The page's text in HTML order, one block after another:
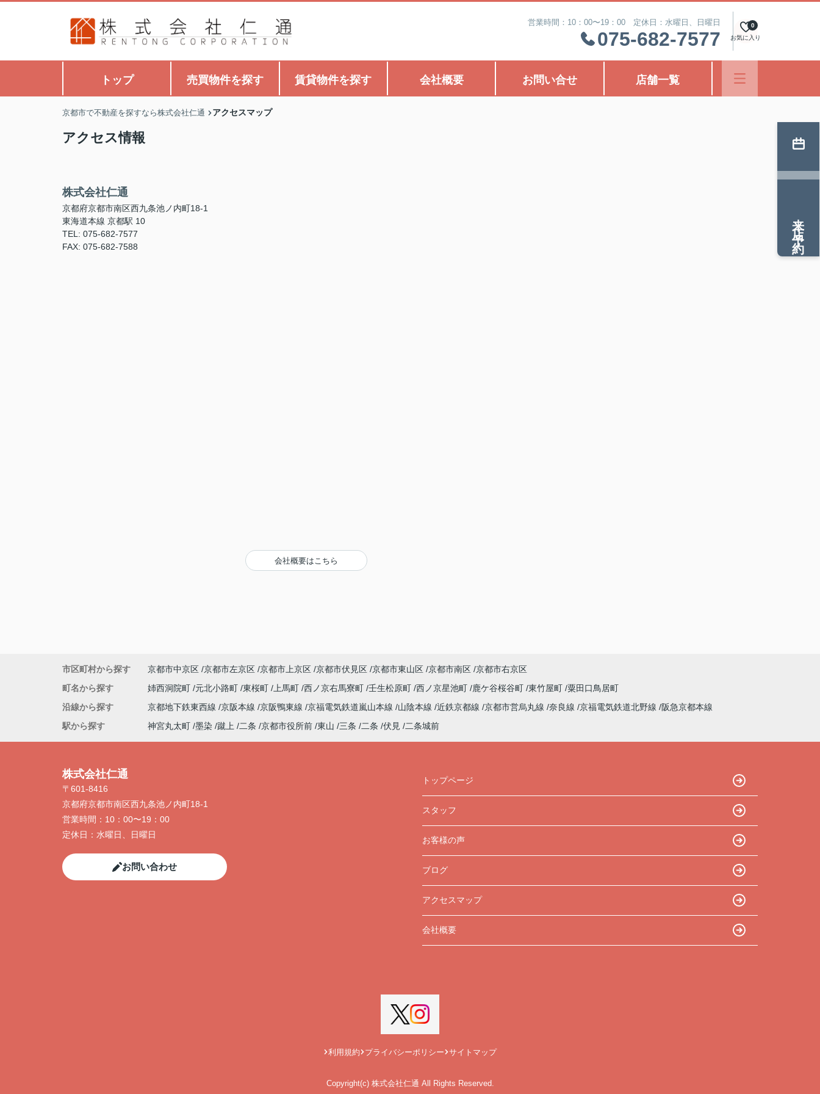
営業時間：10：00〜19：00 定休日：水曜日、日曜日
075-682-7577 お気に入り
0
トップ 売買物件を探す 賃貸物件を探す 会社概要 お問い合せ 店舗一覧
京都市で不動産を探すなら株式会社仁通 アクセスマップ
アクセス情報
株式会社仁通
京都府京都市南区西九条池ノ内町18-1
東海道本線 京都駅 10
TEL: 075-682-7577
FAX: 075-682-7588
会社概要はこちら
来店予約
市区町村から探す 京都市中京区 京都市左京区 京都市上京区 京都市伏見区 京都市東山区 京都市南区 京都市右京区
町名から探す
姉西洞院町 元北小路町 東桜町 上馬町 西ノ京右馬寮町 壬生松原町 西ノ京星池町 鹿ケ谷桜谷町 東竹屋町 粟田口鳥居町
沿線から探す
京都地下鉄東西線 京阪本線 京阪鴨東線 京福電気鉄道嵐山本線 山陰本線 近鉄京都線 京都市営烏丸線 奈良線 京福電気鉄道北野線
阪急京都本線
駅から探す
神宮丸太町 墨染 蹴上 二条 京都市役所前 東山 三条 二条 伏見 二条城前
株式会社仁通
〒601-8416
京都府京都市南区西九条池ノ内町18-1
営業時間： 10：00〜19：00
定休日： 水曜日、日曜日
お問い合わせ
トップページ
スタッフ
お客様の声
ブログ
アクセスマップ
会社概要
利用規約 プライバシーポリシー サイトマップ
Copyright(c) 株式会社仁通 All Rights Reserved.